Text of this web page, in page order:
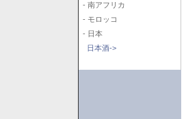
- 南アフリカ
- モロッコ
- 日本
日本酒->